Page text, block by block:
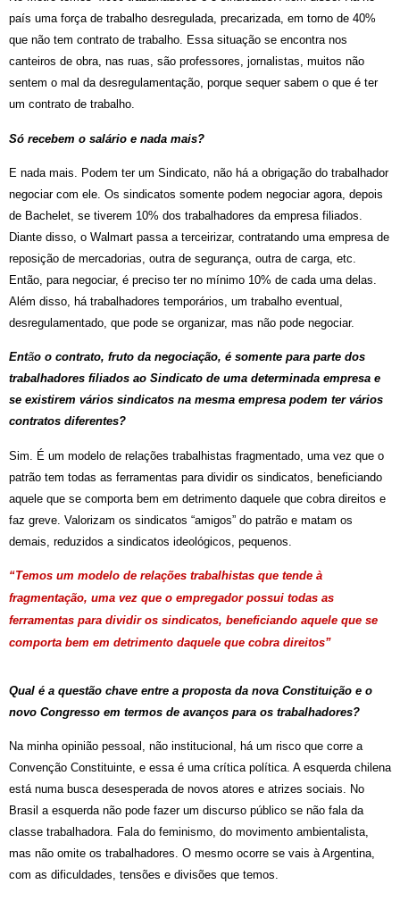
país uma força de trabalho desregulada, precarizada, em torno de 40%
que não tem contrato de trabalho. Essa situação se encontra nos
canteiros de obra, nas ruas, são professores, jornalistas, muitos não
sentem o mal da desregulamentação, porque sequer sabem o que é ter
um contrato de trabalho.
Só recebem o salário e nada mais?
E nada mais. Podem ter um Sindicato, não há a obrigação do trabalhador
negociar com ele. Os sindicatos somente podem negociar agora, depois
de Bachelet, se tiverem 10% dos trabalhadores da empresa filiados.
Diante disso, o Walmart passa a terceirizar, contratando uma empresa de
reposição de mercadorias, outra de segurança, outra de carga, etc.
Então, para negociar, é preciso ter no mínimo 10% de cada uma delas.
Além disso, há trabalhadores temporários, um trabalho eventual,
desregulamentado, que pode se organizar, mas não pode negociar.
Então o contrato, fruto da negociação, é somente para parte dos
trabalhadores filiados ao Sindicato de uma determinada empresa e
se existirem vários sindicatos na mesma empresa podem ter vários
contratos diferentes?
Sim. É um modelo de relações trabalhistas fragmentado, uma vez que o
patrão tem todas as ferramentas para dividir os sindicatos, beneficiando
aquele que se comporta bem em detrimento daquele que cobra direitos e
faz greve. Valorizam os sindicatos “amigos” do patrão e matam os
demais, reduzidos a sindicatos ideológicos, pequenos.
“Temos um modelo de relações trabalhistas que tende à
fragmentação, uma vez que o empregador possui todas as
ferramentas para dividir os sindicatos, beneficiando aquele que se
comporta bem em detrimento daquele que cobra direitos”
Qual é a questão chave entre a proposta da nova Constituição e o
novo Congresso em termos de avanços para os trabalhadores?
Na minha opinião pessoal, não institucional, há um risco que corre a
Convenção Constituinte, e essa é uma crítica política. A esquerda chilena
está numa busca desesperada de novos atores e atrizes sociais. No
Brasil a esquerda não pode fazer um discurso público se não fala da
classe trabalhadora. Fala do feminismo, do movimento ambientalista,
mas não omite os trabalhadores. O mesmo ocorre se vais à Argentina,
com as dificuldades, tensões e divisões que temos.